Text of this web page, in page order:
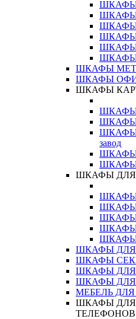
ШКАФЫ
ШКАФЫ
ШКАФЫ
ШКАФЫ
ШКАФЫ
ШКАФЫ
ШКАФЫ
ШКАФЫ
ШКАФЫ
ШКАФЫ
ШКАФЫ
ШКАФЫ
завод
ШКАФЫ
ШКАФЫ
ШКАФЫ ДЛЯ
ШКАФЫ
ШКАФЫ
ШКАФЫ
ШКАФЫ
ШКАФЫ
ШКАФЫ
ШКАФЫ
ШКАФЫ ДЛЯ
ШКАФЫ
МЕБЕЛЬ
ШКАФЫ
ТЕЛЕФОНОВ